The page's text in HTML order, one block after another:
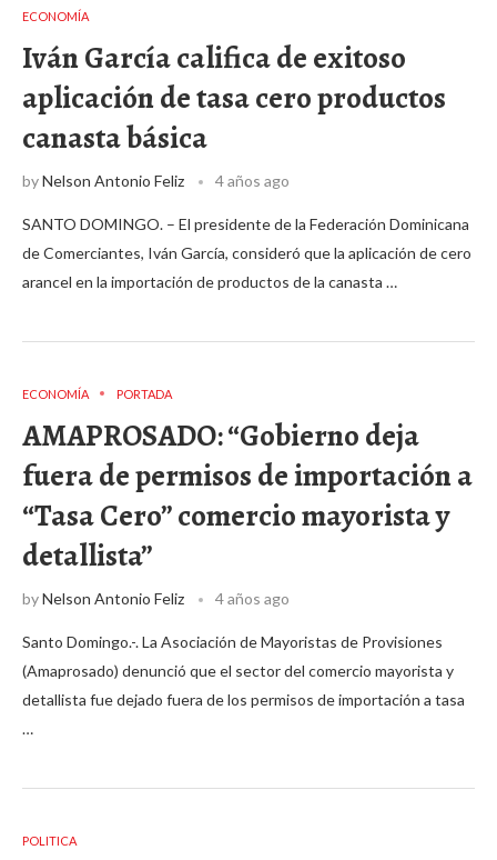
ECONOMÍA
Iván García califica de exitoso
aplicación de tasa cero productos
canasta básica
byNelson Antonio Feliz 4 años ago
SANTO DOMINGO. – El presidente de la Federación Dominicana
de Comerciantes, Iván García, consideró que la aplicación de cero
arancel en la importación de productos de la canasta …
ECONOMÍA PORTADA
AMAPROSADO: “Gobierno deja
fuera de permisos de importación a
“Tasa Cero” comercio mayorista y
detallista”
byNelson Antonio Feliz 4 años ago
Santo Domingo.-. La Asociación de Mayoristas de Provisiones
(Amaprosado) denunció que el sector del comercio mayorista y
detallista fue dejado fuera de los permisos de importación a tasa
…
POLITICA